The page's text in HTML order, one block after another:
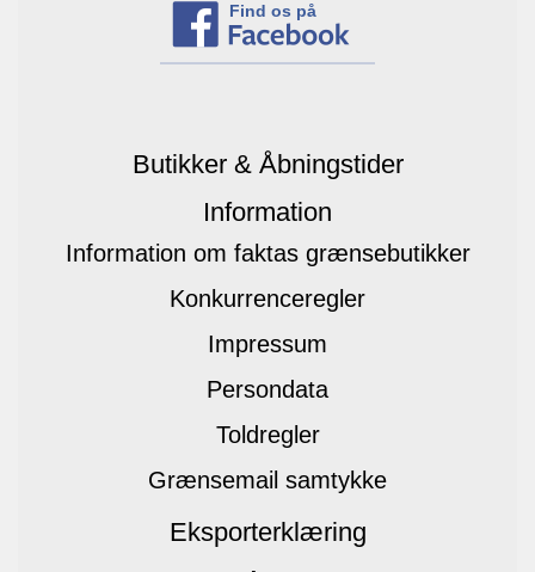
Find os på
Butikker & Åbningstider
Information
Information om faktas grænsebutikker
Konkurrenceregler
Impressum
Persondata
Toldregler
Grænsemail samtykke
Eksporterklæring